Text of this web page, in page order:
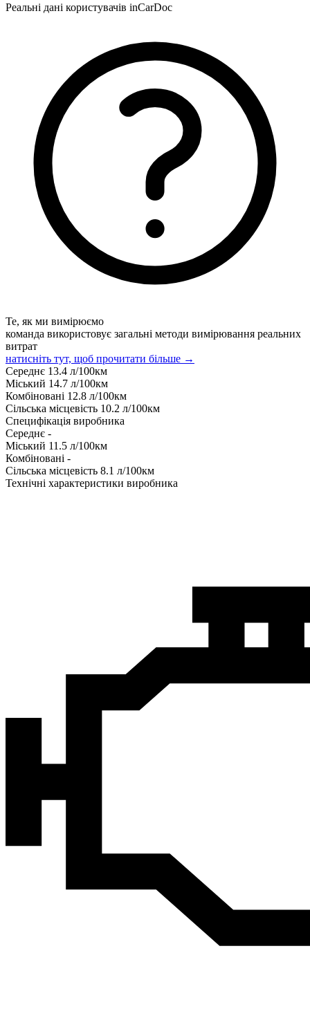
Реальні дані користувачів inCarDoc
Те, як ми вимірюємо
команда використовує загальні методи вимірювання реальних
витрат
натисніть тут, щоб прочитати більше →
Середнє 13.4 л/100км
Міський 14.7 л/100км
Комбіновані 12.8 л/100км
Сільська місцевість 10.2 л/100км
Специфікація виробника
Середнє -
Міський 11.5 л/100км
Комбіновані -
Сільська місцевість 8.1 л/100км
Технічні характеристики виробника